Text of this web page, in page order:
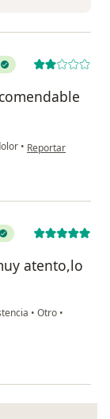
• en opinión del
Reportar
atento,lo
• Otro •